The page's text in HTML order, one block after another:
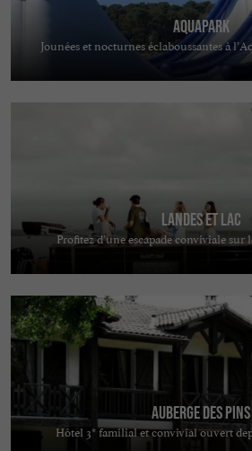
AquaPark
Jounées et nocturnes éclaboussantes à
Landes et Lac
Profitez d’une escapade conviviale sur
Auberge des Pins
Hôtel 3* familial et convivial ouvert